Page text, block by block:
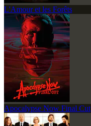
L'Amour et les Forêts
Apocalypse Now Final Cut